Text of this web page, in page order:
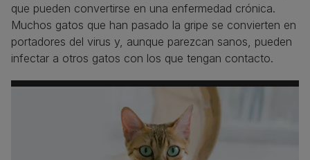
que pueden convertirse en una enfermedad crónica.
Muchos gatos que han pasado la gripe se convierten en
portadores del virus y, aunque parezcan sanos, pueden
infectar a otros gatos con los que tengan contacto.